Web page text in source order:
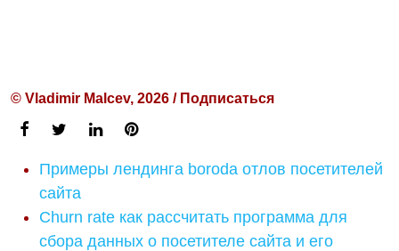
© Vladimir Malcev, 2026 / Подписаться
Примеры лендинга borodа отлов посетителей
сайта
Churn rate как рассчитать программа для
сбора данных о посетителе сайта и его